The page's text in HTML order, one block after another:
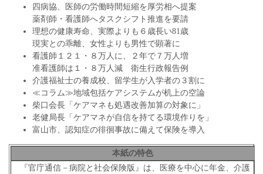
四病協、医師の労働時間短縮を厚労相へ提案
薬剤師・看護師へタスクシフト推進を要請
理想の健康寿命、実際よりも６歳長い81歳
現実との乖離、女性よりも男性で顕著に
看護師１２１・８万人に、２年で７万人増
准看護師は１・８万人減 衛生行政報告例
介護福祉士の養成校、留学生が入学者の３割に
≪コラム≫地域包括ケアシステムが机上の空論
柴口会長「ケアマネも処遇改善加算の対象に」
老健局長「ケアマネが自信を持てる環境作りを」
富山市、認知症の徘徊事故に備えて保険を導入
本紙の特色
『官庁通信－病院と社会保険版』は、医療を中心に年金、介護